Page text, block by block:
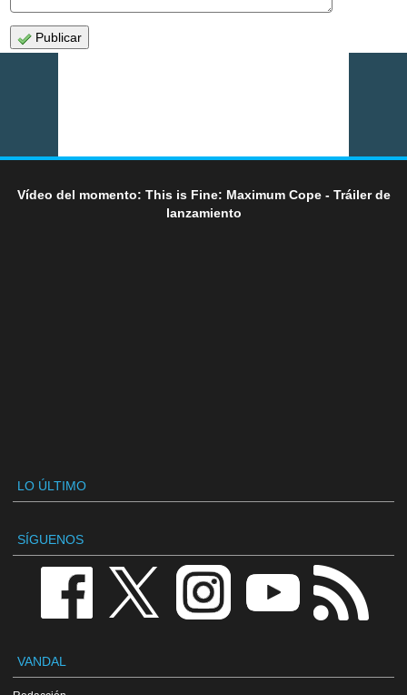
Publicar
Vídeo del momento: This is Fine: Maximum Cope - Tráiler de
lanzamiento
LO ÚLTIMO
SÍGUENOS
VANDAL